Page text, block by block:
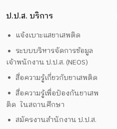
ป.ป.ส. บริการ
แจ้งเบาะแสยาเสพติด
ระบบบริหารจัดการข้อมูล
เจ้าพนักงาน ป.ป.ส. (NEOS)
สื่อความรู้เกี่ยวกับยาเสพติด
สื่อความรู้เพื่อป้องกันยาเสพ
ติด ในสถานศึกษา
สมัครงานสำนักงาน ป.ป.ส.